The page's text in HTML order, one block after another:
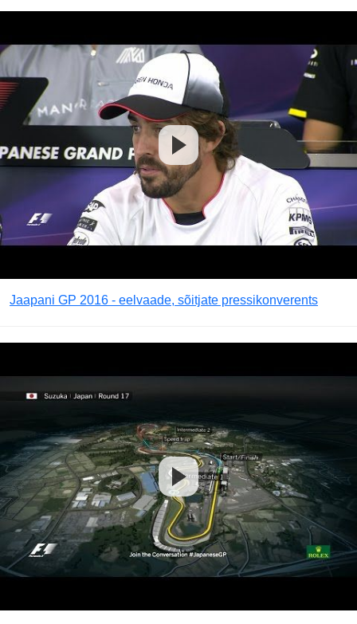
Jaapani GP 2016 - eelvaade, sõitjate pressikonverents